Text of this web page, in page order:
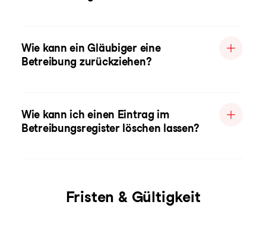
Wie kann ein Gläubiger eine
Betreibung zurückziehen?
Wie kann ich einen Eintrag im
Betreibungsregister löschen lassen?
Fristen & Gültigkeit